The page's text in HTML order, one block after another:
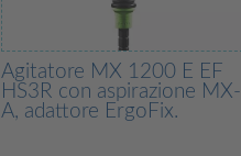
Agitatore MX 1200 E EF
HS3R con aspirazione MX-
A, adattore ErgoFix.